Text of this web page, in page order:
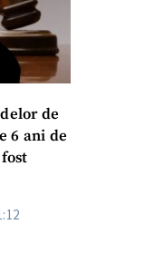
de
6 ani de